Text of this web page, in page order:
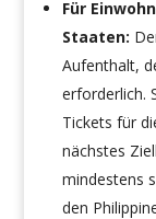
Für
Staaten:
Aufenthalt,
erforderlich.
Tickets für
nächstes
mindestens
den